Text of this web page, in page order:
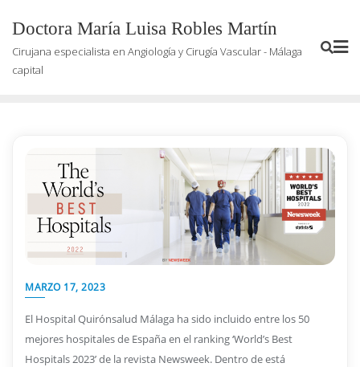
contenido
Doctora María Luisa Robles Martín
Cirujana especialista en Angiología y Cirugía Vascular - Málaga
capital
MARZO 17, 2023
El Hospital Quirónsalud Málaga ha sido incluido entre los 50
mejores hospitales de España en el ranking ‘World’s Best
Hospitals 2023’ de la revista Newsweek. Dentro de está